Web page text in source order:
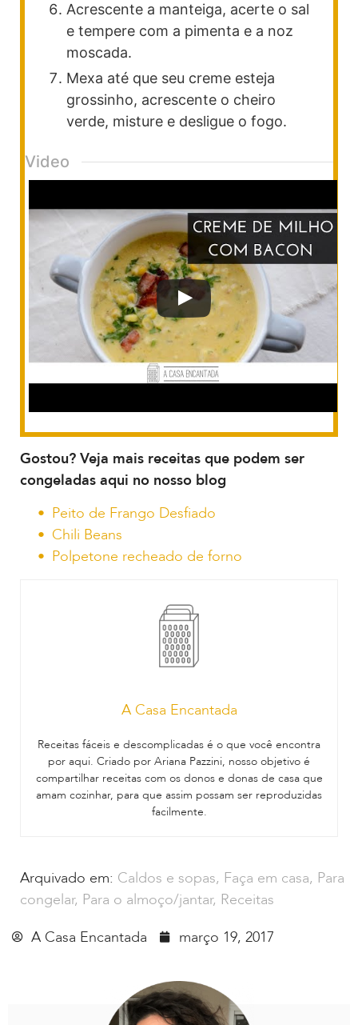
Acrescente a manteiga, acerte o sal
e tempere com a pimenta e a noz
moscada.
Mexa até que seu creme esteja
grossinho, acrescente o cheiro
verde, misture e desligue o fogo.
Video
Gostou? Veja mais receitas que podem ser
congeladas aqui no nosso blog
Peito de Frango Desfiado
Chili Beans
Polpetone recheado de forno
A Casa Encantada
Receitas fáceis e descomplicadas é o que você encontra
por aqui. Criado por Ariana Pazzini, nosso objetivo é
compartilhar receitas com os donos e donas de casa que
amam cozinhar, para que assim possam ser reproduzidas
facilmente.
Arquivado em: Caldos e sopas, Faça em casa, Para
congelar, Para o almoço/jantar, Receitas
A Casa Encantada
março 19, 2017